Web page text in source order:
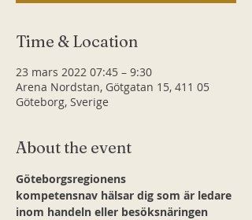
Time & Location
23 mars 2022 07:45 – 9:30
Arena Nordstan, Götgatan 15, 411 05
Göteborg, Sverige
About the event
Göteborgsregionens
kompetensnav hälsar dig som är ledare
inom handeln eller besöksnäringen